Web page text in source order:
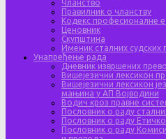
Чланство
Правилник о чланству
Кодекс професионалне
Ценовник
Скупштина
Именик сталних судских
Унапређење рада
Дневник извршених
Вишејезични лексикон
Вишејезични лексикон
мањина у АП Војводини
Водич кроз правне
Пословник о раду
Пословник о раду
Пословник о раду